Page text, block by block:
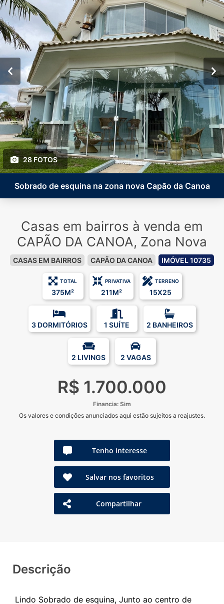
28 FOTOS
Sobrado de esquina na zona nova Capão da Canoa
Casas em bairros à venda em
CAPÃO DA CANOA, Zona Nova
CASAS EM BAIRROS CAPÃO DA CANOA IMÓVEL 10735
TOTAL
375M²
PRIVATIVA
211M²
TERRENO
15X25
3 DORMITÓRIOS 1 SUÍTE 2 BANHEIROS
2 LIVINGS 2 VAGAS
R$ 1.700.000
Financia: Sim
Os valores e condições anunciados aqui estão sujeitos a reajustes.
Tenho interesse
Salvar nos favoritos
Compartilhar
Descrição
Lindo Sobrado de esquina, Junto ao centro de